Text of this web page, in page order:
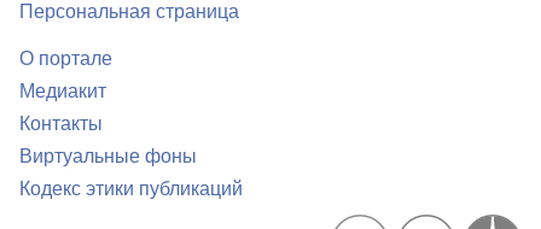
Персональная страница
О портале
Медиакит
Контакты
Виртуальные фоны
Кодекс этики публикаций